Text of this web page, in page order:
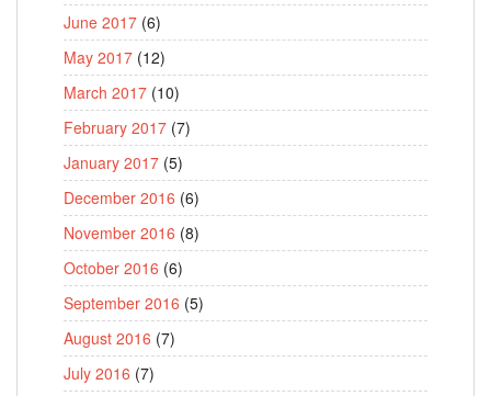
June 2017 (6)
May 2017 (12)
March 2017 (10)
February 2017 (7)
January 2017 (5)
December 2016 (6)
November 2016 (8)
October 2016 (6)
September 2016 (5)
August 2016 (7)
July 2016 (7)